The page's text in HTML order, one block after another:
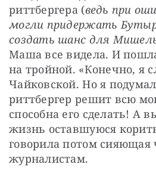
риттбергера (ведь при
могли придержать
создать шанс для
Маша все видела. И
на тройной. «Конечно, я
Чайковской. Но я
риттбергер решит всю
способна его сделать! А
жизнь оставшуюся
говорила потом сияющая
журналистам.